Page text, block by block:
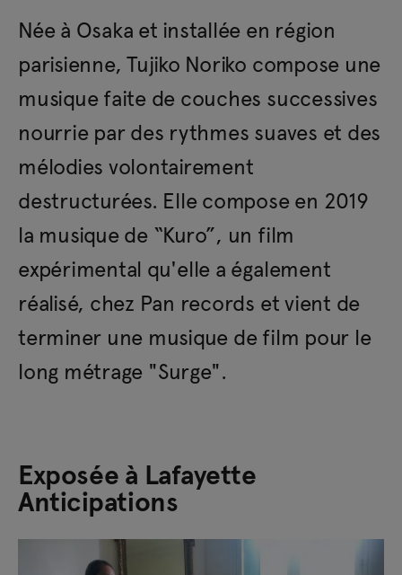
Née à Osaka et installée en région
parisienne, Tujiko Noriko compose une
musique faite de couches successives
nourrie par des rythmes suaves et des
mélodies volontairement
destructurées. Elle compose en 2019
la musique de “Kuro”, un film
expérimental qu'elle a également
réalisé, chez Pan records et vient de
terminer une musique de film pour le
long métrage "Surge".
Exposée à Lafayette
Anticipations